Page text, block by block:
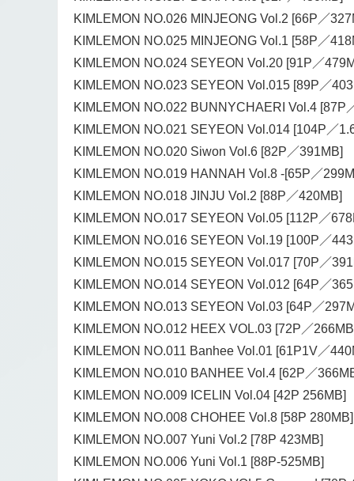
KIMLEMON NO.026 MINJEONG Vol.2 [66P／
KIMLEMON NO.025 MINJEONG Vol.1 [58P／
KIMLEMON NO.024 SEYEON Vol.20 [91P／
KIMLEMON NO.023 SEYEON Vol.015 [89P／
KIMLEMON NO.022 BUNNYCHAERI Vol.4 [87P
KIMLEMON NO.021 SEYEON Vol.014 [104P／
KIMLEMON NO.020 Siwon Vol.6 [82P／391MB]
KIMLEMON NO.019 HANNAH Vol.8 -[65P／
KIMLEMON NO.018 JINJU Vol.2 [88P／420MB]
KIMLEMON NO.017 SEYEON Vol.05 [112P／
KIMLEMON NO.016 SEYEON Vol.19 [100P／
KIMLEMON NO.015 SEYEON Vol.017 [70P／
KIMLEMON NO.014 SEYEON Vol.012 [64P／
KIMLEMON NO.013 SEYEON Vol.03 [64P／
KIMLEMON NO.012 HEEX VOL.03 [72P／
KIMLEMON NO.011 Banhee Vol.01 [61P1V／
KIMLEMON NO.010 BANHEE Vol.4 [62P／
KIMLEMON NO.009 ICELIN Vol.04 [42P 256MB]
KIMLEMON NO.008 CHOHEE Vol.8 [58P 280MB]
KIMLEMON NO.007 Yuni Vol.2 [78P 423MB]
KIMLEMON NO.006 Yuni Vol.1 [88P-525MB]